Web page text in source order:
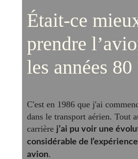
Était-ce
prendre
les années 80
C'est en 1986 que j'ai
dans le transport aérien. Tout
carrière j’ai pu voir une
considérable de
avion.